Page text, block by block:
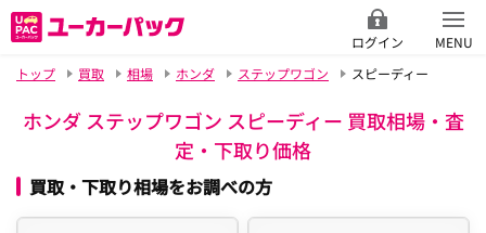
ログイン
MENU
トップ
買取 相場 ホンダ ステップワゴン スピーディー
ホンダ ステップワゴン スピーディー 買取相場・査
定・下取り価格
買取・下取り相場をお調べの方